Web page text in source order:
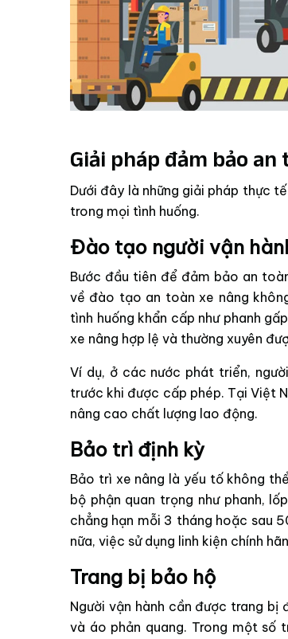
Giải pháp đảm bảo an
Dưới đây là những giải pháp thực
trong mọi tình huống.
Đào tạo người vận
Bước đầu tiên để đảm bảo an
về đào tạo an toàn xe nâng
tình huống khẩn cấp như phanh
xe nâng hợp lệ và thường xuyên
Ví dụ, ở các nước phát triển,
trước khi được cấp phép. Tại Việt
nâng cao chất lượng lao động.
Bảo trì định kỳ
Bảo trì xe nâng là yếu tố không
bộ phận quan trọng như phanh,
chẳng hạn mỗi 3 tháng hoặc sau
nữa, việc sử dụng linh kiện chính
Trang bị bảo hộ
Người vận hành cần được trang
và áo phản quang. Trong một